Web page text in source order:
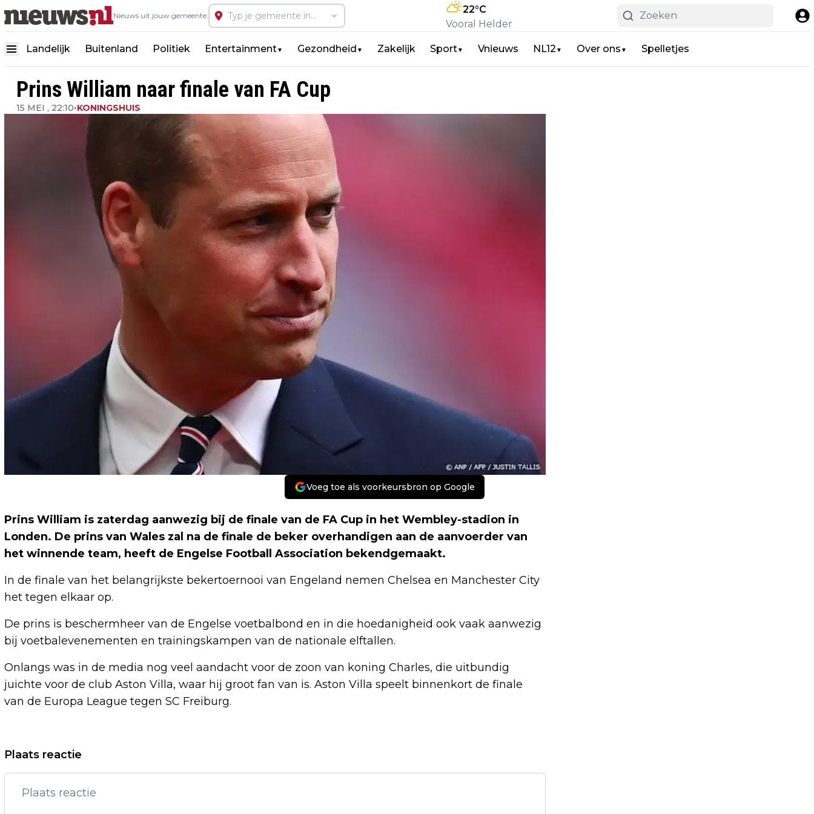
Nieuws uit jouw gemeente:
22°C
Vooral Helder
Landelijk Buitenland Politiek Entertainment▼ Gezondheid ▼ Zakelijk Sport▼ Vnieuws NL12 ▼ Over ons ▼ Spelletjes
Prins William naar finale van FA Cup
15 MEI , 22:10•KONINGSHUIS
Voeg toe als voorkeursbron op Google
Prins William is zaterdag aanwezig bij de finale van de FA Cup in het Wembley-stadion in
Londen. De prins van Wales zal na de finale de beker overhandigen aan de aanvoerder van
het winnende team, heeft de Engelse Football Association bekendgemaakt.
In de finale van het belangrijkste bekertoernooi van Engeland nemen Chelsea en Manchester City
het tegen elkaar op.
De prins is beschermheer van de Engelse voetbalbond en in die hoedanigheid ook vaak aanwezig
bij voetbalevenementen en trainingskampen van de nationale elftallen.
Onlangs was in de media nog veel aandacht voor de zoon van koning Charles, die uitbundig
juichte voor de club Aston Villa, waar hij groot fan van is. Aston Villa speelt binnenkort de finale
van de Europa League tegen SC Freiburg.
Vorig artikel
VAN DEN BRINK NOEMT
GEWELDSOPROEP MARKUSZOWER
FORSE VERLIEZEN OP BEURZEN NEW
Plaats reactie